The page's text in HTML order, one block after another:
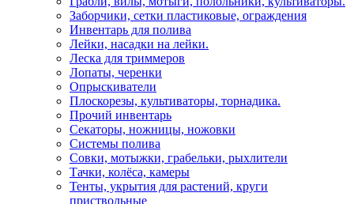
Заборчики, сетки пластиковые, ограждения
Инвентарь для полива
Лейки, насадки на лейки.
Леска для триммеров
Лопаты, черенки
Опрыскиватели
Плоскорезы, культиваторы, торнадика.
Прочий инвентарь
Секаторы, ножницы, ножовки
Системы полива
Совки, мотыжки, грабельки, рыхлители
Тачки, колёса, камеры
Тенты, укрытия для растений, круги
приствольные